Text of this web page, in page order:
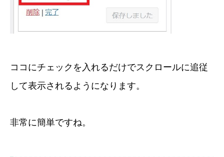
ココにチェックを入れるだけでスクロールに追従
して表示されるようになります。
非常に簡単ですね。